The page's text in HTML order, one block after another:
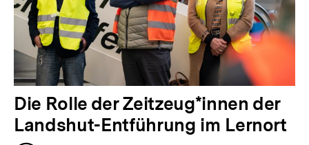
Die Rolle der Zeitzeug*innen der
Landshut-Entführung im Lernort